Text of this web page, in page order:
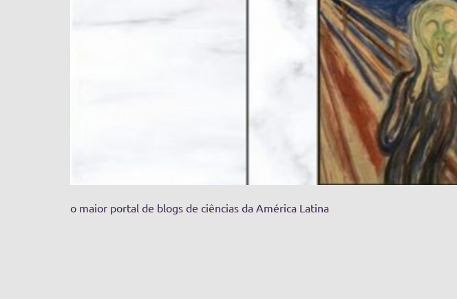
o maior portal de blogs de ciências da América Latina